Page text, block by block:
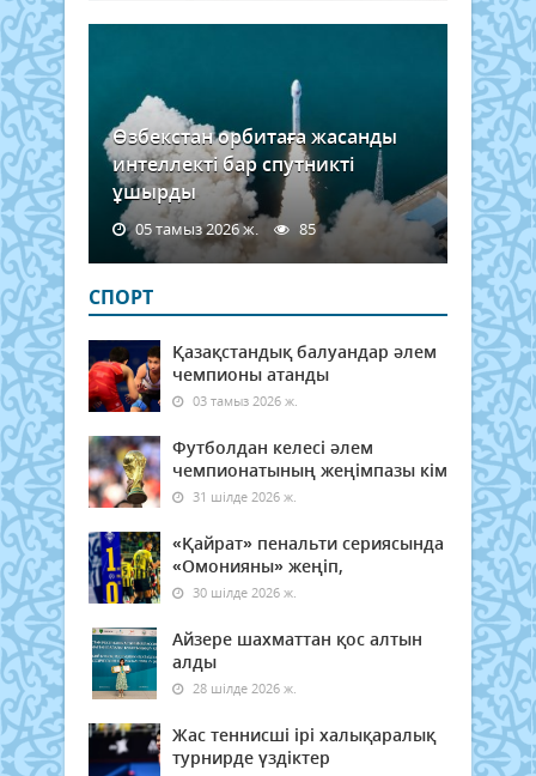
Өзбекстан орбитаға жасанды
интеллекті бар спутникті
ұшырды
05 тамыз 2026 ж. 85
СПОРТ
Қазақстандық балуандар әлем
чемпионы атанды
03 тамыз 2026 ж.
Футболдан келесі әлем
чемпионатының жеңімпазы кім
31 шілде 2026 ж.
«Қайрат» пенальти сериясында
«Омонияны» жеңіп,
30 шілде 2026 ж.
Айзере шахматтан қос алтын
алды
28 шілде 2026 ж.
Жас теннисші ірі халықаралық
турнирде үздіктер